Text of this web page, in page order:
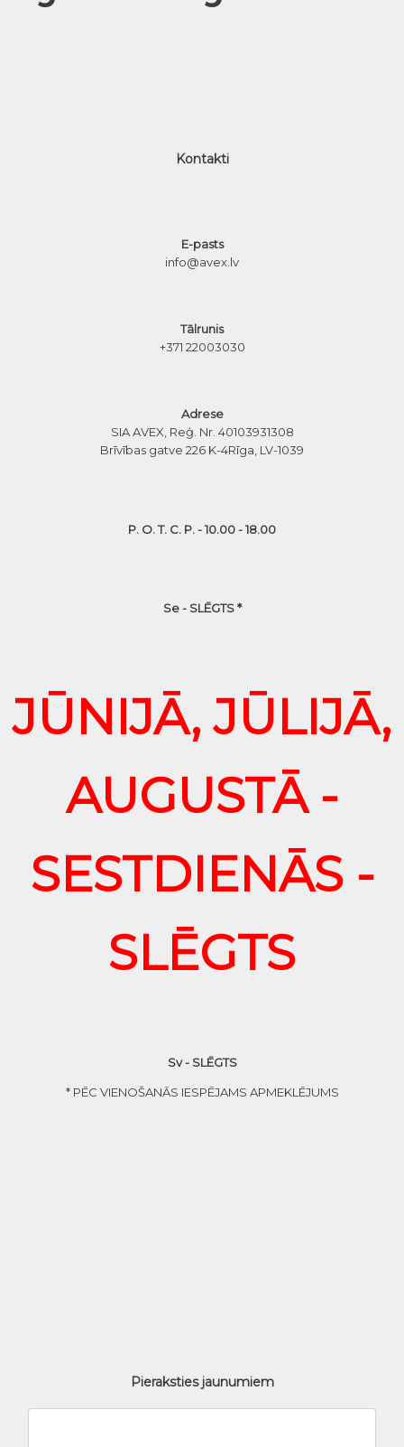
Kontakti
E-pasts
info@avex.lv
Tālrunis
+371 22003030
Adrese
SIA AVEX, Reģ. Nr. 40103931308
Brīvības gatve 226 K-4Rīga, LV-1039
P. O. T. C. P. - 10.00 - 18.00
Se - SLĒGTS *
JŪNIJĀ, JŪLIJĀ,
AUGUSTĀ -
SESTDIENĀS -
SLĒGTS
Sv - SLĒGTS
* PĒC VIENOŠANĀS IESPĒJAMS APMEKLĒJUMS
Pieraksties jaunumiem